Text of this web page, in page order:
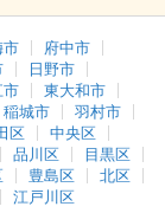
市
府中市
日野市
市
東大和市
稲城市
羽村市
区
中央区
品川区
目黒区
豊島区
北区
江戸川区